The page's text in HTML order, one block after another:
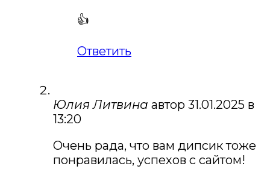
👍
Ответить
Юлия Литвина автор 31.01.2025 в
13:20
Очень рада, что вам дипсик тоже
понравилась, успехов с сайтом!